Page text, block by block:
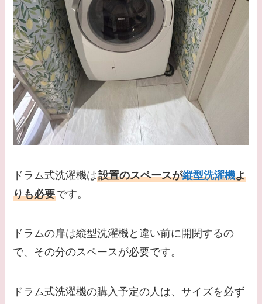
ドラム式洗濯機は設置のスペースが縦型洗濯機よ
りも必要です。
ドラムの扉は縦型洗濯機と違い前に開閉するの
で、その分のスペースが必要です。
ドラム式洗濯機の購入予定の人は、サイズを必ず